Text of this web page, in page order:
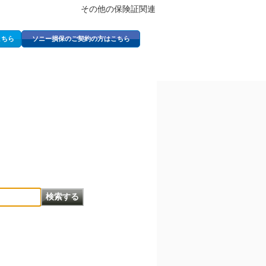
その他の保険証関連
ら ソニー損保のご契約の方はこちら